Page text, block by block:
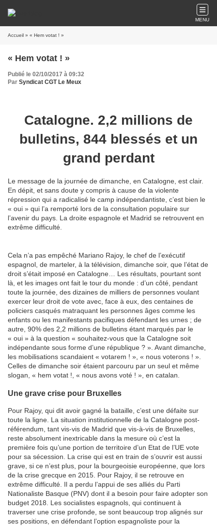
MENU
Accueil » « Hem votat ! »
« Hem votat ! »
Publié le 02/10/2017 à 09:32
Par Syndicat CGT Le Meux
Catalogne. 2,2 millions de
bulletins, 844 blessés et un
grand perdant
Le message de la journée de dimanche, en Catalogne, est clair.
En dépit, et sans doute y compris à cause de la violente
répression qui a radicalisé le camp indépendantiste, c’est bien le
« oui » qui l’a remporté lors de la consultation populaire sur
l’avenir du pays. La droite espagnole et Madrid se retrouvent en
extrême difficulté.
Cela n’a pas empêché Mariano Rajoy, le chef de l’exécutif
espagnol, de marteler, à la télévision, dimanche soir, que l’état de
droit s’était imposé en Catalogne… Les résultats, pourtant sont
là, et les images ont fait le tour du monde : d’un côté, pendant
toute la journée, des dizaines de milliers de personnes voulant
exercer leur droit de vote avec, face à eux, des centaines de
policiers casqués matraquant les personnes âges comme les
enfants ou les manifestants pacifiques défendant les urnes ; de
autre, 90% des 2,2 millions de bulletins étant marqués par le
« oui » à la question « souhaitez-vous que la Catalogne soit
indépendante sous forme d’une république ? ». Avant dimanche,
les mobilisations scandaient « votarem ! », « nous voterons ! ».
Celles de dimanche soir étaient parcouru par un seul et même
slogan, « hem votat !, « nous avons voté ! », en catalan.
Une grave crise pour Bruxelles
Pour Rajoy, qui dit avoir gagné la bataille, c’est une défaite sur
toute la ligne. La situation institutionnelle de la Catalogne post-
référendum, tant vis-vis de Madrid que vis-à-vis de Bruxelles,
reste absolument inextricable dans la mesure où c’est la
première fois qu’une portion de territoire d’un Etat de l’UE vote
pour sa sécession. La crise qui est en train de s’ouvrir est aussi
grave, si ce n’est plus, pour la bourgeoisie européenne, que lors
de la crise grecque en 2015. Pour Rajoy, il se retrouve en
extrême difficulté. Il a perdu l’appui de ses alliés du Parti
Nationaliste Basque (PNV) dont il a besoin pour faire adopter son
budget 2018. Les socialistes espagnols, qui continuent à
traverser une crise profonde, se sont beaucoup trop alignés sur
ses positions, en défendant l’option espagnoliste pour la